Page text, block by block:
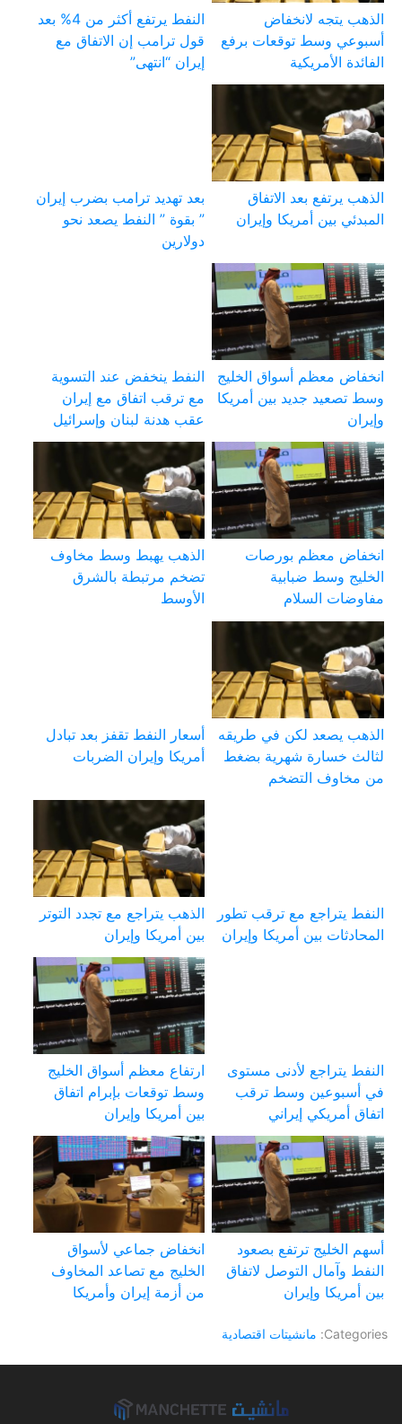
الذهب يتجه لانخفاض
أسبوعي وسط توقعات برفع
الفائدة الأمريكية
النفط يرتفع أكثر من 4% بعد
قول ترامب إن الاتفاق مع
إيران “انتهى”
الذهب يرتفع بعد الاتفاق
المبدئي بين أمريكا وإيران
بعد تهديد ترامب بضرب إيران
” بقوة ” النفط يصعد نحو
دولارين
انخفاض معظم أسواق الخليج
وسط تصعيد جديد بين أمريكا
وإيران
النفط ينخفض عند التسوية
مع ترقب اتفاق مع إيران
عقب هدنة لبنان وإسرائيل
انخفاض معظم بورصات
الخليج وسط ضبابية
مفاوضات السلام
الذهب يهبط وسط مخاوف
تضخم مرتبطة بالشرق
الأوسط
الذهب يصعد لكن في طريقه
لثالث خسارة شهرية بضغط
من مخاوف التضخم
أسعار النفط تقفز بعد تبادل
أمريكا وإيران الضربات
النفط يتراجع مع ترقب تطور
المحادثات بين أمريكا وإيران
الذهب يتراجع مع تجدد التوتر
بين أمريكا وإيران
النفط يتراجع لأدنى مستوى
في أسبوعين وسط ترقب
اتفاق أمريكي إيراني
ارتفاع معظم أسواق الخليج
وسط توقعات بإبرام اتفاق
بين أمريكا وإيران
أسهم الخليج ترتفع بصعود
النفط وآمال التوصل لاتفاق
بين أمريكا وإيران
انخفاض جماعي لأسواق
الخليج مع تصاعد المخاوف
من أزمة إيران وأمريكا
Categories: مانشيتات اقتصادية